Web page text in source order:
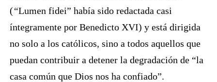
(“Lumen fidei” había sido redactada casi
íntegramente por Benedicto XVI) y está dirigida
no solo a los católicos, sino a todos aquellos que
puedan contribuir a detener la degradación de “la
casa común que Dios nos ha confiado”.